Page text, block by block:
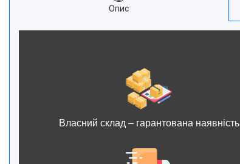
Опис
Власний склад – гарантована наявність